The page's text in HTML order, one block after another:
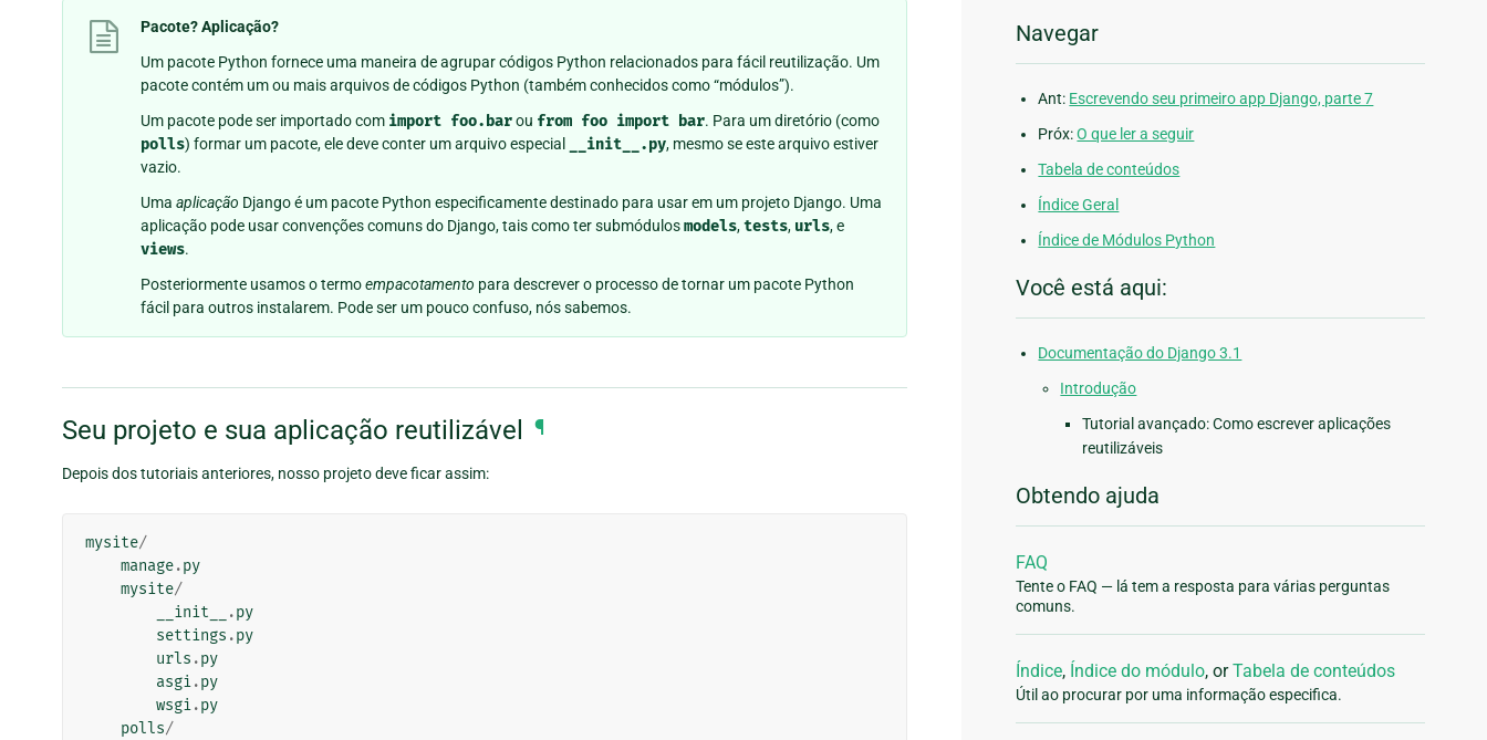
Pacote? Aplicação?
Um pacote Python fornece uma maneira de agrupar códigos Python relacionados para fácil reutilização. Um
pacote contém um ou mais arquivos de códigos Python (também conhecidos como “módulos”).
Um pacote pode ser importado com import foo.barou from foo import bar. Para um diretório (como
polls) formar um pacote, ele deve conter um arquivo especial __init__.py, mesmo se este arquivo estiver
vazio.
Uma aplicação Django é um pacote Python especificamente destinado para usar em um projeto Django. Uma
aplicação pode usar convenções comuns do Django, tais como ter submódulosmodels,tests, urls, e
views.
Posteriormente usamos o termoempacotamento para descrever o processo de tornar um pacote Python
fácil para outros instalarem. Pode ser um pouco confuso, nós sabemos.
Seu projeto e sua aplicação reutilizável ¶
Depois dos tutoriais anteriores, nosso projeto deve ficar assim:
mysite/
manage.py
mysite/
__init__
.py
settings .py
urls .py
asgi.py
wsgi.py
polls/
Navegar
Ant: Escrevendo seu primeiro app Django, parte 7
Próx:O que ler a seguir
Tabela de conteúdos
Índice Geral
Índice de Módulos Python
Você está aqui:
Documentação do Django 3.1
Introdução
Tutorial avançado: Como escrever aplicações
reutilizáveis
Obtendo ajuda
FAQ
Tente o FAQ — lá tem a resposta para várias perguntas
comuns.
Índice, Índice do módulo, orTabela de conteúdos
Útil ao procurar por uma informação especifica.